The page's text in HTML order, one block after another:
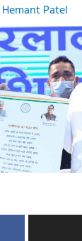
Hemant Patel